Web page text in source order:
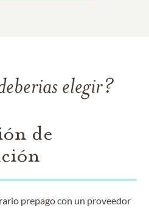
elegir?
de
prepago con un proveedor